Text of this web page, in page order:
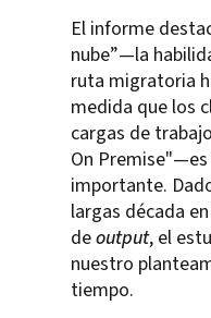
El informe
nube”—la
ruta migratoria
medida que los
cargas de trabajo
On Premise"—es
importante.
largas década
deoutput, el
nuestro
tiempo.